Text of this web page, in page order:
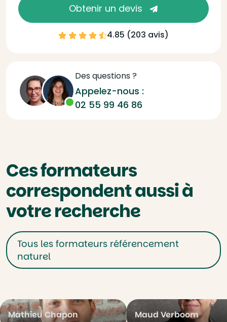
Obtenir un devis
4.85 (203 avis)
Des questions ?
Appelez-nous :
02 55 99 46 86
Ces formateurs
correspondent aussi à
votre recherche
Tous les formateurs référencement
naturel
Mathieu Chapon Maud Verboom